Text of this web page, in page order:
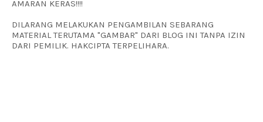
AMARAN KERAS!!!!
DILARANG MELAKUKAN PENGAMBILAN SEBARANG
MATERIAL TERUTAMA "GAMBAR" DARI BLOG INI TANPA IZIN
DARI PEMILIK. HAKCIPTA TERPELIHARA.